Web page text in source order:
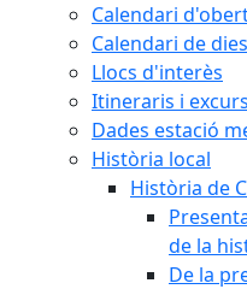
Calendari
Calendari de
Llocs d'interès
Itineraris i
Dades estació
Història local
Història de
de la
De la